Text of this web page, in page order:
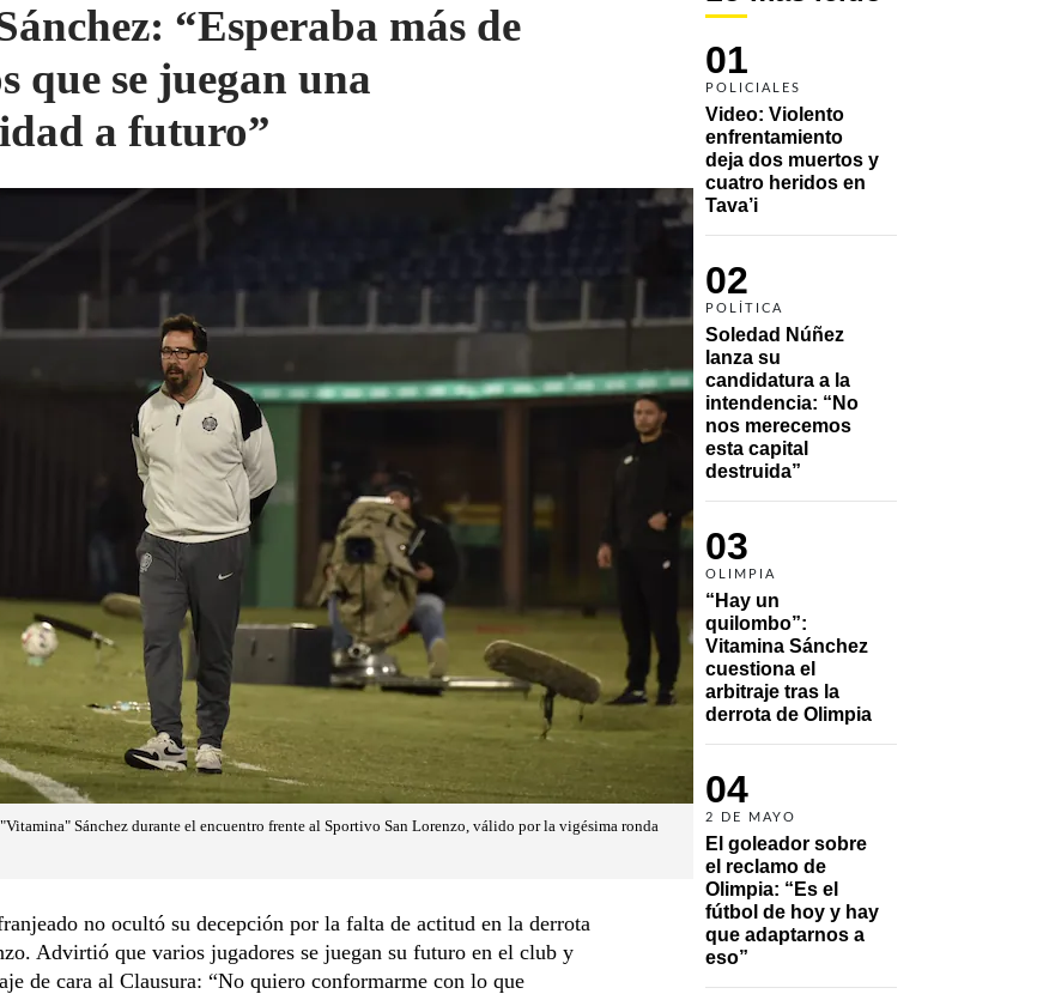
01
POLICIALES
Video: Violento
enfrentamiento
deja dos muertos y
cuatro heridos en
Tava’i
02
POLÍTICA
Soledad Núñez
lanza su
candidatura a la
intendencia: “No
nos merecemos
esta capital
destruida”
03
OLIMPIA
“Hay un
quilombo”:
Vitamina Sánchez
cuestiona el
arbitraje tras la
derrota de Olimpia
04
2 DE MAYO
El goleador sobre
el reclamo de
Olimpia: “Es el
fútbol de hoy y hay
que adaptarnos a
eso”
“Esperaba más de
que se juegan una
a futuro”
Sánchez durante el encuentro frente al Sportivo San Lorenzo, válido por la vigésima ronda
no ocultó su decepción por la falta de actitud en la derrota
Advirtió que varios jugadores se juegan su futuro en el club y
de cara al Clausura: “No quiero conformarme con lo que